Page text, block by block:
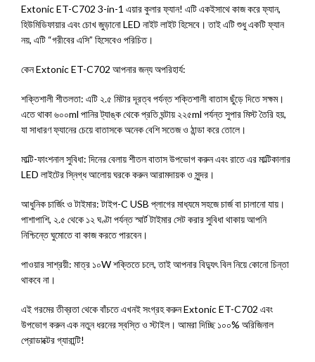
Extonic ET-C702 3-in-1 এয়ার কুলার ফ্যান! এটি একইসাথে কাজ করে ফ্যান,
হিউমিডিফায়ার এবং চোখ জুড়ানো LED নাইট লাইট হিসেবে। তাই এটি শুধু একটি ফ্যান
নয়, এটি “গরীবের এসি” হিসেবেও পরিচিত।
কেন Extonic ET-C702 আপনার জন্য অপরিহার্য:
শক্তিশালী শীতলতা: এটি ২.৫ মিটার দূরত্ব পর্যন্ত শক্তিশালী বাতাস ছুঁড়ে দিতে সক্ষম।
এতে থাকা ৬০০ml পানির ট্যাঙ্ক থেকে প্রতি ঘন্টায় ২২৫ml পর্যন্ত সুপার মিস্ট তৈরি হয়,
যা সাধারণ ফ্যানের চেয়ে বাতাসকে অনেক বেশি সতেজ ও ঠান্ডা করে তোলে।
মাল্টি-ফাংশনাল সুবিধা: দিনের বেলায় শীতল বাতাস উপভোগ করুন এবং রাতে এর মাল্টিকালার
LED লাইটের স্নিগ্ধ আলোয় ঘরকে করুন আরামদায়ক ও সুন্দর।
আধুনিক চার্জিং ও টাইমার: টাইপ-C USB প্লাগের মাধ্যমে সহজে চার্জ বা চালানো যায়।
পাশাপাশি, ২.৫ থেকে ১২ ঘণ্টা পর্যন্ত স্মার্ট টাইমার সেট করার সুবিধা থাকায় আপনি
নিশ্চিন্তে ঘুমোতে বা কাজ করতে পারবেন।
পাওয়ার সাশ্রয়ী: মাত্র ১০W শক্তিতে চলে, তাই আপনার বিদ্যুৎ বিল নিয়ে কোনো চিন্তা
থাকবে না।
এই গরমের তীব্রতা থেকে বাঁচতে এখনই সংগ্রহ করুন Extonic ET-C702 এবং
উপভোগ করুন এক নতুন ধরনের স্বস্তি ও স্টাইল। আমরা দিচ্ছি ১০০% অরিজিনাল
প্রোডাক্টের গ্যারান্টি!